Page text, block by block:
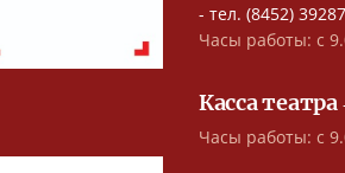
- тел. (8452)
Часы работы: с
Касса театра
Часы работы: с